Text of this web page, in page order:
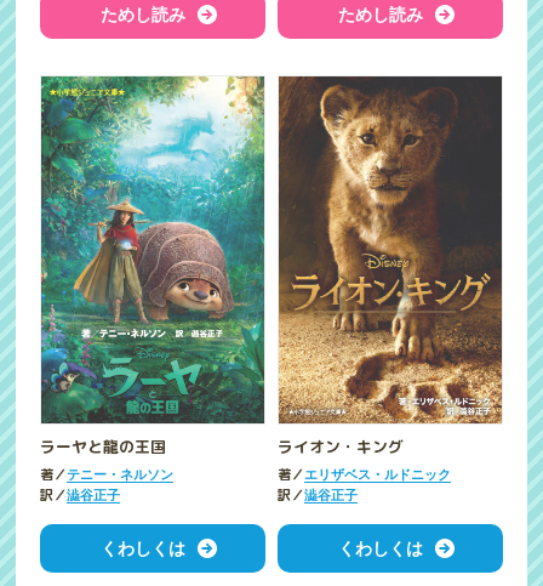
ためし読み ためし読み
ラーヤと龍の王国
著／テニー・ネルソン
訳／澁谷正子
くわしくは
ライオン・キング
著／エリザベス・ルドニック
訳／澁谷正子
くわしくは